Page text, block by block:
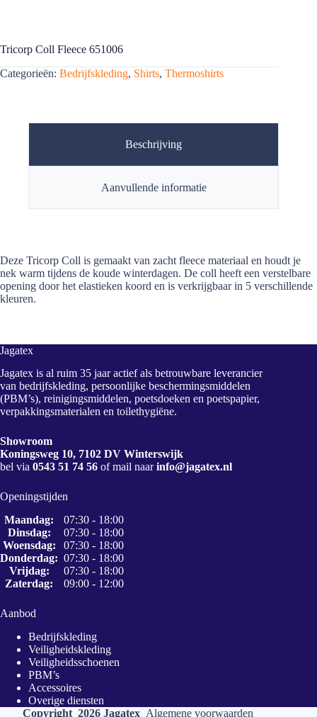
Tricorp Coll Fleece 651006
Categorieën: Bedrijfskleding, Shirts, Thermoshirts
Beschrijving
Aanvullende informatie
Deze Tricorp Coll is gemaakt van zacht fleece materiaal en houdt je
nek warm tijdens de koude winterdagen. De coll heeft een verstelbare
opening door het elastieken koord en is verkrijgbaar in 5 verschillende
kleuren.
Jagatex
Jagatex is al ruim 35 jaar actief als betrouwbare leverancier
van bedrijfskleding, persoonlijke beschermingsmiddelen
(PBM’s), reinigingsmiddelen, poetsdoeken en poetspapier,
verpakkingsmaterialen en toilethygiëne.
Showroom
Koningsweg 10, 7102 DV Winterswijk
bel via 0543 51 74 56 of mail naarinfo@jagatex.nl
Openingstijden
Maandag:
07:30 - 18:00
Dinsdag:
07:30 - 18:00
Woensdag:
07:30 - 18:00
Donderdag: 07:30 - 18:00
Vrijdag:
07:30 - 18:00
Zaterdag:
09:00 - 12:00
Aanbod
Bedrijfskleding
Veiligheidskleding
Veiligheidsschoenen
PBM’s
Accessoires
Overige diensten
Copyright 2026 Jagatex Algemene voorwaarden